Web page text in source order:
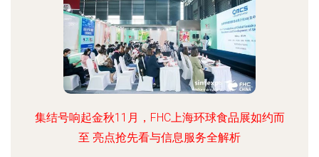
集结号响起金秋11月，FHC上海环球食品展如约而
至 亮点抢先看与信息服务全解析